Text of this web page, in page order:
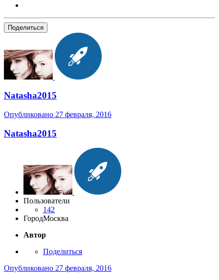
Поделиться
Natasha2015
Опубликовано 27 февраля, 2016
Natasha2015
Пользователи
142
ГородМосква
Автор
Поделиться
Опубликовано 27 февраля, 2016